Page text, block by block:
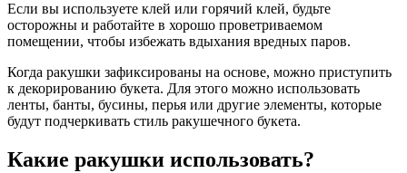
Если вы используете клей или горячий клей, будьте
осторожны и работайте в хорошо проветриваемом
помещении, чтобы избежать вдыхания вредных паров.
Когда ракушки зафиксированы на основе, можно приступить
к декорированию букета. Для этого можно использовать
ленты, банты, бусины, перья или другие элементы, которые
будут подчеркивать стиль ракушечного букета.
Какие ракушки использовать?